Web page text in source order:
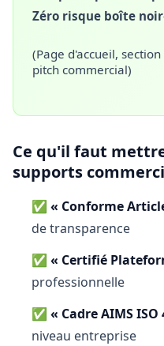
Zéro risque boîte
(Page d'accueil,
pitch commercial)
Ce qu'il faut
supports
✅ « Conforme
de transparence
✅ « Certifié
professionnelle
✅ « Cadre AIMS ISO
niveau entreprise